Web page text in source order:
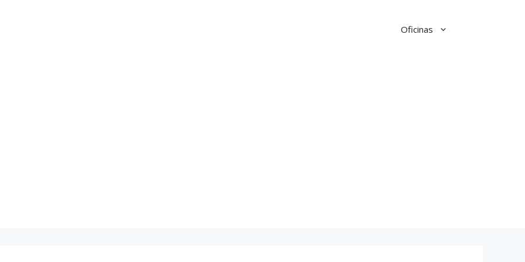
Oficinas